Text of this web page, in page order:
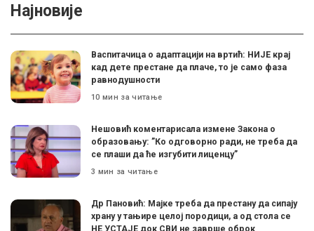
Најновије
Васпитачица о адаптацији на вртић: НИЈЕ крај
кад дете престане да плаче, то је само фаза
равнодушности
10 мин за читање
Нешовић коментарисала измене Закона о
образовању: ”Ко одговорно ради, не треба да
се плаши да ће изгубити лиценцу”
3 мин за читање
Др Пановић: Мајке треба да престану да сипају
храну у тањире целој породици, а од стола се
НЕ УСТАЈЕ док СВИ не заврше оброк